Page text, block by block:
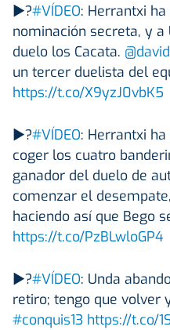
▶?#VÍDEO: Herrantxi
nominación secreta, y
duelo los Cacata.
un tercer duelista del
https://t.co/X9yzJ0vbK5
▶?#VÍDEO: Herrantxi
coger los cuatro
ganador del duelo de
comenzar el
haciendo así que Bego
https://t.co/PzBLwloGP4
▶?#VÍDEO: Unda
retiro; tengo que volver
#conquis13 https://t.co/